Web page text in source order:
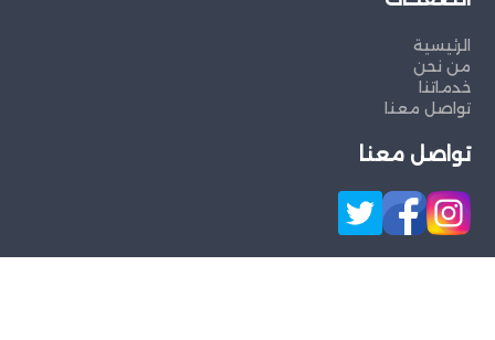
الرئيسية
من نحن
خدماتنا
تواصل معنا
تواصل معنا